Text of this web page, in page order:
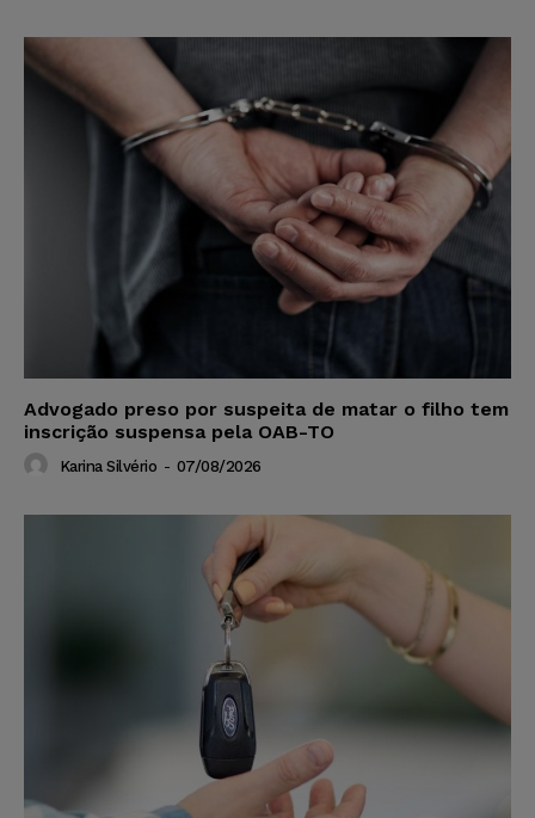
Advogado preso por suspeita de matar o filho tem
inscrição suspensa pela OAB-TO
Karina Silvério - 07/08/2026